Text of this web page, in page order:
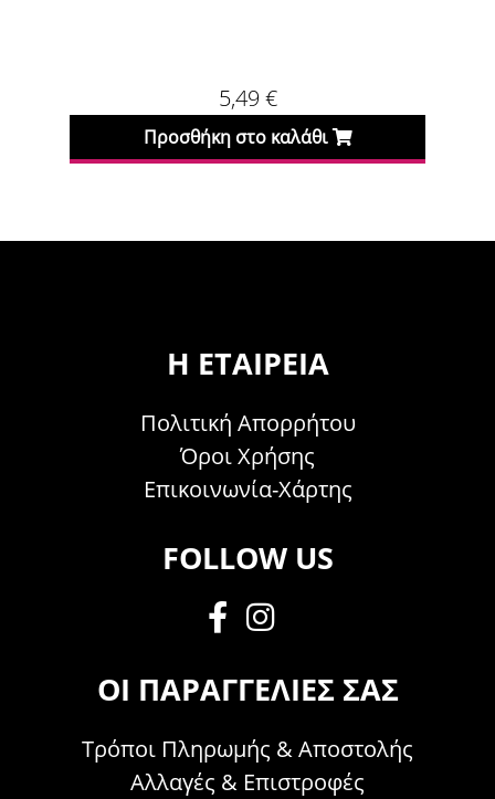
5,49 €
Προσθήκη στο καλάθι
Η ΕΤΑΙΡΕΊΑ
Πολιτική Απορρήτου
Όροι Χρήσης
Επικοινωνία-Χάρτης
FOLLOW US
ΟΙ ΠΑΡΑΓΓΕΛΊΕΣ ΣΑΣ
Τρόποι Πληρωμής & Αποστολής
Αλλαγές & Επιστροφές